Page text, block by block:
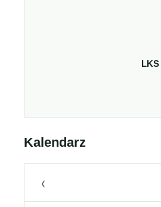
Kalendarz
‹